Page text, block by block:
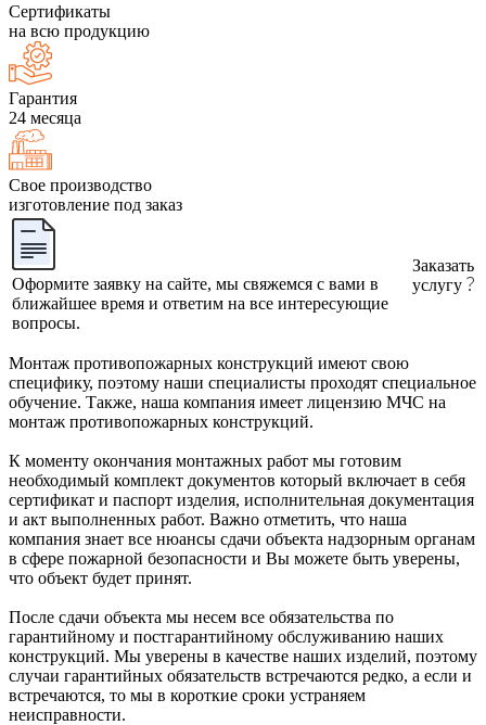
Сертификаты
на всю продукцию
Гарантия
24 месяца
Свое производство
изготовление под заказ
Оформите заявку на сайте, мы свяжемся с вами в
ближайшее время и ответим на все интересующие
вопросы.
Заказать
услугу
Монтаж противопожарных конструкций имеют свою
специфику, поэтому наши специалисты проходят специальное
обучение. Также, наша компания имеет лицензию МЧС на
монтаж противопожарных конструкций.
К моменту окончания монтажных работ мы готовим
необходимый комплект документов который включает в себя
сертификат и паспорт изделия, исполнительная документация
и акт выполненных работ. Важно отметить, что наша
компания знает все нюансы сдачи объекта надзорным органам
в сфере пожарной безопасности и Вы можете быть уверены,
что объект будет принят.
После сдачи объекта мы несем все обязательства по
гарантийному и постгарантийному обслуживанию наших
конструкций. Мы уверены в качестве наших изделий, поэтому
случаи гарантийных обязательств встречаются редко, а если и
встречаются, то мы в короткие сроки устраняем
неисправности.